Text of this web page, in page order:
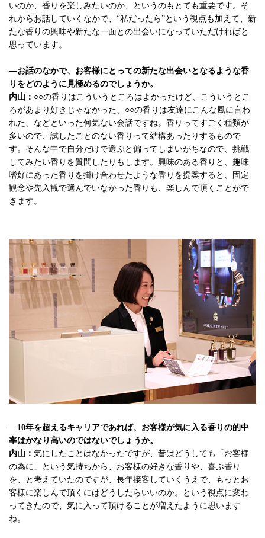
いのか、香りを楽しみたいのか、というのもとても重要です。そ
れからお話していくなかで、“私だったら”という視点も加えて、新
たな香りの興味や新たな一面との出会いになっていただければと
思っています。
—お話のなかで、お客様にとっての新たな出会いとなるような香
りをどのように見極めるのでしょうか。
内山： ○○の香りはこういうところはよかったけど、こういうとこ
ろがあまり好きじゃなかった、○○の香りは友達にこんな風に言わ
れた、などといった何気ない会話ですね。香りってすごく種類が
多いので、試したことのない香りって結構あったりするもので
す。そんな中で自分だけで選ぶと偏ってしまいがちなので、挑戦
してみたい香りを質問したりもします。興味のある香りと、趣味
嗜好にあった香りを掛け合わせたような香りを提案すると、固定
観念や先入観で選んでいなかった香りも、楽しんで頂くことがで
きます。
—10年を超えるキャリアであれば、お客様が気に入る香りの的中
率はかなり高いのではないでしょうか。
内山： 気にしたことはなかったですが、昔はどうしても「お客様
の為に」という気持ちから、お客様の好きな香りや、喜ぶ香り
を、と考えていたのですが、長年接客していくうえで、もっとお
客様に楽しんで頂くにはどうしたらいいのか。という視点に変わ
ってきたので、気に入って頂けることが増えたように思います
ね。